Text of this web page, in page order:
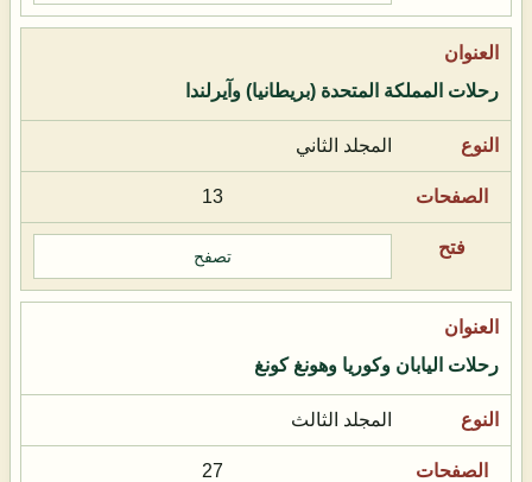
رحلات المملكة المتحدة (بريطانيا) وآيرلندا
المجلد الثاني
13
تصفح
رحلات اليابان وكوريا وهونغ كونغ
المجلد الثالث
27